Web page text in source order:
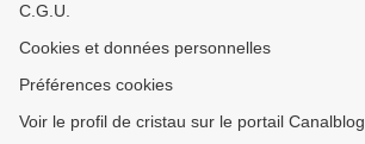
C.G.U.
Cookies et données personnelles
Préférences cookies
Voir le profil de cristau sur le portail Canalblog